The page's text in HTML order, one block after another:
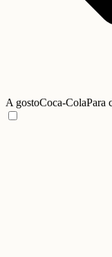
A gostoCoca-ColaPara